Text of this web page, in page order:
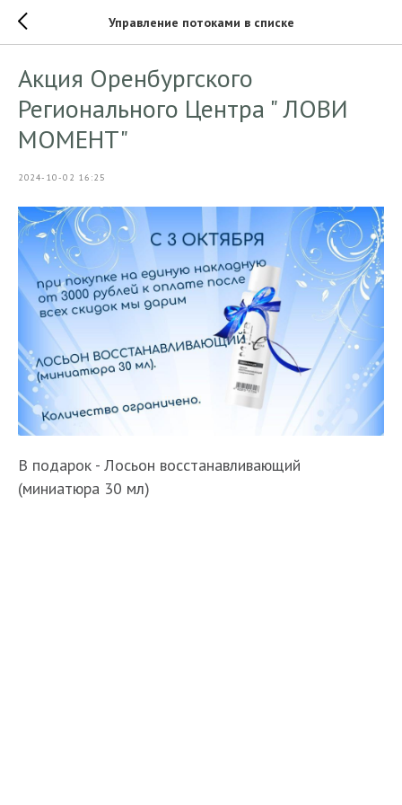
Управление потоками в списке
Акция Оренбургского
Регионального Центра " ЛОВИ
МОМЕНТ"
2024-10-02 16:25
В подарок - Лосьон восстанавливающий
(миниатюра 30 мл)